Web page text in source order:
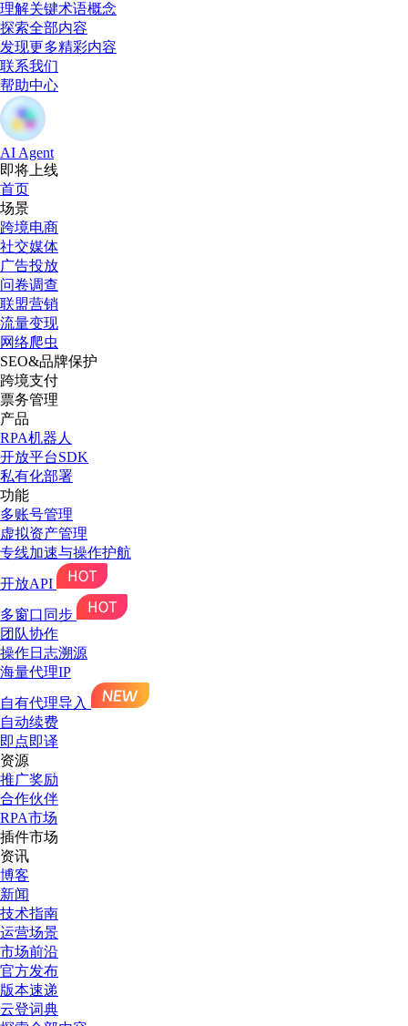
理解关键术语概念
探索全部内容
发现更多精彩内容
联系我们
帮助中心
AI Agent
即将上线
首页
场景
跨境电商
社交媒体
广告投放
问卷调查
联盟营销
流量变现
网络爬虫
SEO&品牌保护
跨境支付
票务管理
产品
RPA机器人
开放平台SDK
私有化部署
功能
多账号管理
虚拟资产管理
专线加速与操作护航
开放API
多窗口同步
团队协作
操作日志溯源
海量代理IP
自有代理导入
自动续费
即点即译
资源
推广奖励
合作伙伴
RPA市场
插件市场
资讯
博客
新闻
技术指南
运营场景
市场前沿
官方发布
版本速递
云登词典